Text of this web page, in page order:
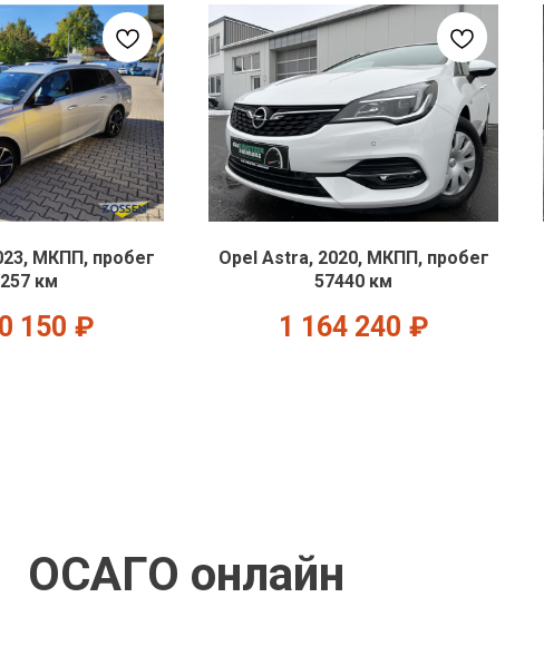
МКПП, пробег
км
150 ₽
Opel Astra, 2020, МКПП, пробег
57440 км
1 164 240 ₽
ОСАГО онлайн